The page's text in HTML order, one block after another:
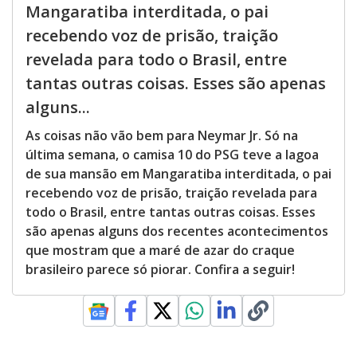
Mangaratiba interditada, o pai
recebendo voz de prisão, traição
revelada para todo o Brasil, entre
tantas outras coisas. Esses são apenas
alguns...
As coisas não vão bem para Neymar Jr. Só na
última semana, o camisa 10 do PSG teve a lagoa
de sua mansão em Mangaratiba interditada, o pai
recebendo voz de prisão, traição revelada para
todo o Brasil, entre tantas outras coisas. Esses
são apenas alguns dos recentes acontecimentos
que mostram que a maré de azar do craque
brasileiro parece só piorar. Confira a seguir!